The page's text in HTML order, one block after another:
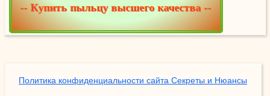
-- Купить пыльцу высшего качества --
Политика конфиденциальности сайта Секреты и Нюансы